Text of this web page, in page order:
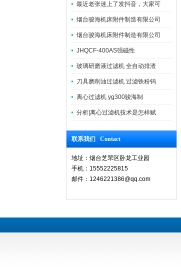
最近老张迷上了发抖音，大家可
烟台骏海机床附件制造有限公司
烟台骏海机床附件制造有限公司
JHQCF-400AS强磁性
玻璃研磨液过滤机 全自动排渣
刀具磨削油过滤机 过滤铁粉钨
离心过滤机 yg300骏海制
分析|离心过滤机技术是怎样赋
联系我们 Contact
地址：烟台芝罘区卧龙工业园
手机：15552225815
邮件：1246221386@qq.com